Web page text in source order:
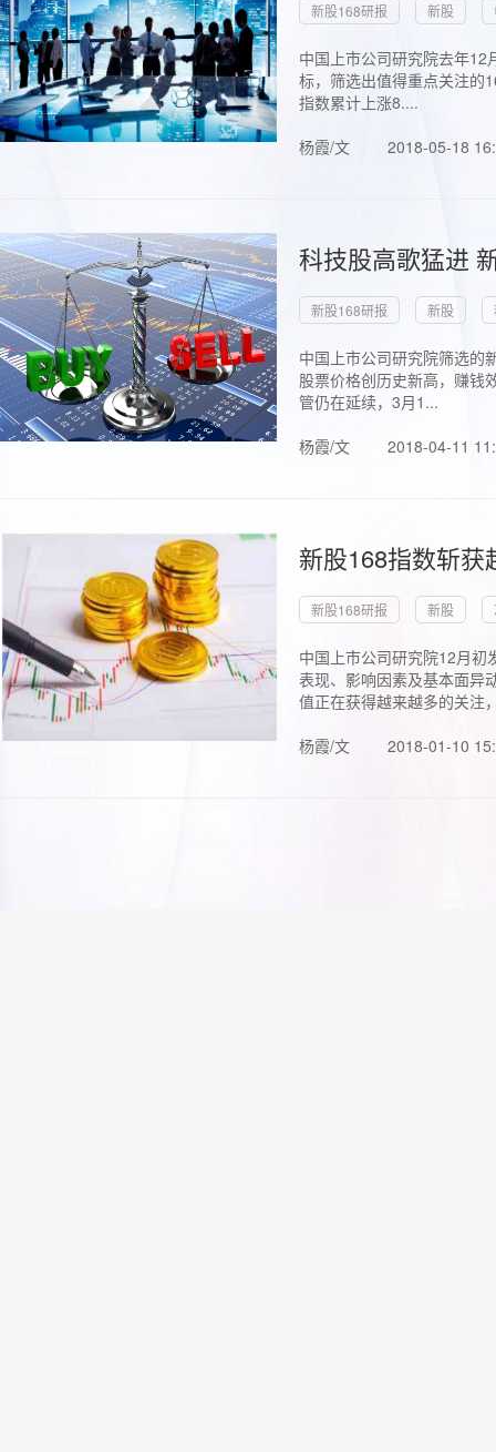
新股168研报 新股
中国上市公司研究院去年
标，筛选出值得重点关注的
指数累计上涨8....
杨霞/文
2018-05-18
科技股高歌猛进
新股168研报 新股
中国上市公司研究院筛选的
股票价格创历史新高，赚钱
管仍在延续，3月1...
杨霞/文
2018-04-11
新股168指数斩
新股168研报 新股
中国上市公司研究院12月初
表现、影响因素及基本面异
值正在获得越来越多的关注
杨霞/文
2018-01-10